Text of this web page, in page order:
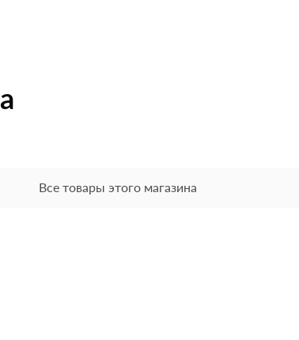
Все товары этого магазина